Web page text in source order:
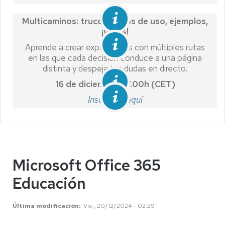
Multicaminos: trucos, casos de uso, ejemplos,
¡y más!
Aprende a crear experiencias con múltiples rutas
en las que cada decisión conduce a una página
distinta y despeja tus dudas en directo.
16 de diciembre, 17.00h (CET)
Inscríbete aquí
Microsoft Office 365
Educación
Última modificación Vie , 20/12/2024 - 02:29